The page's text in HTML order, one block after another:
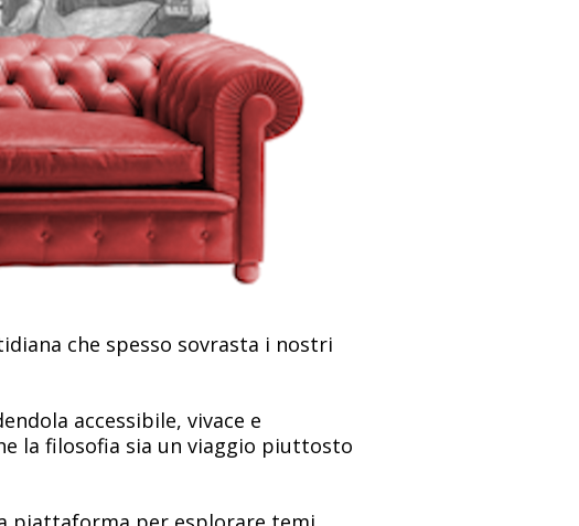
che spesso sovrasta i nostri
accessibile, vivace e
la filosofia sia un viaggio piuttosto